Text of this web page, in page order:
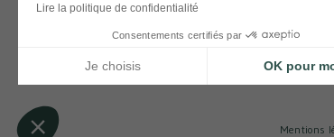
Bouquets de
Mentions
Lire la politique de confidentialité
Consentements certifiés par
Je choisis OK pour
Notre plateforme vous permet d'adapter et de